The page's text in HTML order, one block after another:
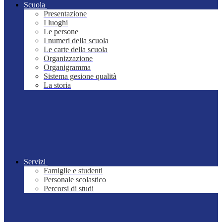
Scuola
Presentazione
I luoghi
Le persone
I numeri della scuola
Le carte della scuola
Organizzazione
Organigramma
Sistema gesione qualità
La storia
Servizi
Famiglie e studenti
Personale scolastico
Percorsi di studi